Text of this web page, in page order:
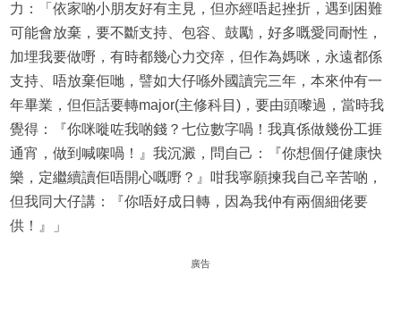
力：「依家啲小朋友好有主見，但亦經唔起挫折，遇到困難
可能會放棄，要不斷支持、包容、鼓勵，好多嘅愛同耐性，
加埋我要做嘢，有時都幾心力交瘁，但作為媽咪，永遠都係
支持、唔放棄佢哋，譬如大仔喺外國讀完三年，本來仲有一
年畢業，但佢話要轉major(主修科目)，要由頭嚟過，當時我
覺得：『你咪嘥咗我啲錢？七位數字喎！我真係做幾份工捱
通宵，做到喊㗎喎！』我沉澱，問自己：『你想個仔健康快
樂，定繼續讀佢唔開心嘅嘢？』咁我寧願揀我自己辛苦啲，
但我同大仔講：『你唔好成日轉，因為我仲有兩個細佬要
供！』」
廣告